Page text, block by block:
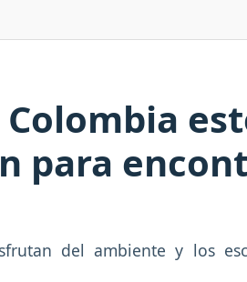
para
del ambiente y los